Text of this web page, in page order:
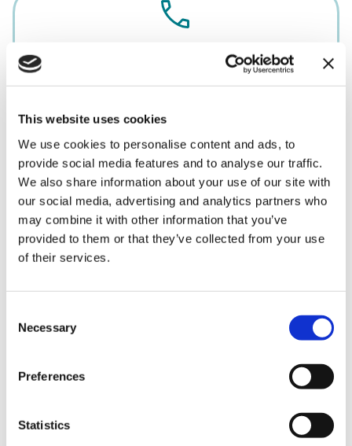
This website uses cookies
We use cookies to personalise content and ads, to
provide social media features and to analyse our traffic.
We also share information about your use of our site with
our social media, advertising and analytics partners who
may combine it with other information that you’ve
provided to them or that they’ve collected from your use
of their services.
Selection
Necessary
Preferences
Statistics
Chiamaci
Richiedi
informazioni